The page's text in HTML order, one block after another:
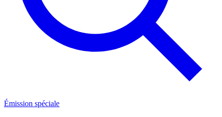
Émission spéciale